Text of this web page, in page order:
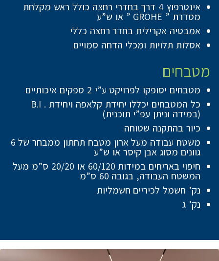
אינטרפוץ 4 דרך בחדרי רחצה כולל ראש מקלחת
מסדרת ” GROHE ” או ש”ע
אמבטיה אקרילית בחדר רחצה כללי
אסלות תלויות ומכלי הדחה סמויים
מטבחים
מטבחים יסופקו לפרויקט ע”י 2 ספקים איכותיים
כל המטבחים יכללו יחידת קלאפה ויחידת . B.I
(במידה וניתן עפ”י תוכנית)
כיור בהתקנה שטוחה
משטח עבודה מעל ארון מטבח תחתון ממבחר של 6
גוונים מסוג אבן קיסר או ש”ע
חיפוי באריחים במידות 60/120 או 20/20 ס”מ מעל
המשטח העבודה, בגובה 60 ס”מ
נק’ חשמל לכיריים חשמליות
נק’ ג
Featured Content Slider